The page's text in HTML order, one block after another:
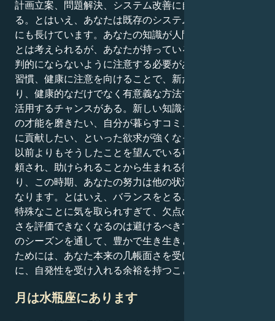
計画立案、問題解決、システム改善に自然に長けてい
る。とはいえ、あなたは既存のシステムを改良すること
にも長けています。あなたの知識が人間関係に役立つこ
とは考えられるが、あなたが持っている人脈に過度に批
判的にならないように注意する必要がある。日課や生活
習慣、健康に注意を向けることで、新たなスタートを切
り、健康的なだけでなく有意義な方法で人生を最大限に
活用するチャンスがある。新しい知識を学びたい、自分
の才能を磨きたい、自分が暮らすコミュニティに積極的
に貢献したい、といった欲求が強くなっているのなら、
以前よりもそうしたことを望んでいる可能性がある。信
頼され、助けられることから生まれる微妙なパワーがあ
り、この時期、あなたの努力は他の状況よりも明らかに
なります。とはいえ、バランスをとることが肝心です。
特殊なことに気を取られすぎて、欠点の内側にある美し
さを評価できなくなるのは避けるべきです。乙女座太陽
のシーズンを通して、豊かで生き生きとしたものにする
ためには、あなた本来の几帳面さを受け入れると同時
に、自発性を受け入れる余裕を持つことです。
月は水瓶座にあります